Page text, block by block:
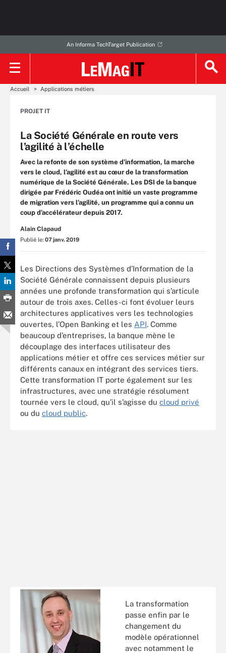
An Informa TechTarget Publication
Accueil Applications métiers
PROJET IT
La Société Générale en route vers
l’agilité à l’échelle
Avec la refonte de son système d’information, la marche
vers le cloud, l’agilité est au cœur de la transformation
numérique de la Société Générale. Les DSI de la banque
dirigée par Frédéric Oudéa ont initié un vaste programme
de migration vers l’agilité, un programme qui a connu un
coup d’accélérateur depuis 2017.
Alain Clapaud
Publié le: 07 janv. 2019
Les Directions des Systèmes d’Information de la
Société Générale connaissent depuis plusieurs
années une profonde transformation qui s’articule
autour de trois axes. Celles-ci font évoluer leurs
architectures applicatives vers les technologies
ouvertes, l’Open Banking et les API. Comme
beaucoup d’entreprises, la banque mène le
découplage des interfaces utilisateur des
applications métier et offre ces services métier sur
différents canaux en intégrant des services tiers.
Cette transformation IT porte également sur les
infrastructures, avec une stratégie résolument
tournée vers le cloud, qu’il s’agisse du cloud privé
ou du cloud public.
La transformation
passe enfin par le
changement du
modèle opérationnel
avec notamment le